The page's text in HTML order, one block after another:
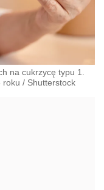
na cukrzycę typu 1.
roku / Shutterstock